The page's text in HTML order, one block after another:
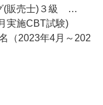
グ(販売士)３級 …
実施CBT試験)
（2023年4月～202